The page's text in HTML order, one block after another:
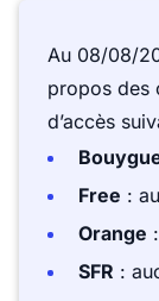
Au 08/08/
propos des
d’accès
Free :
Orange
SFR :